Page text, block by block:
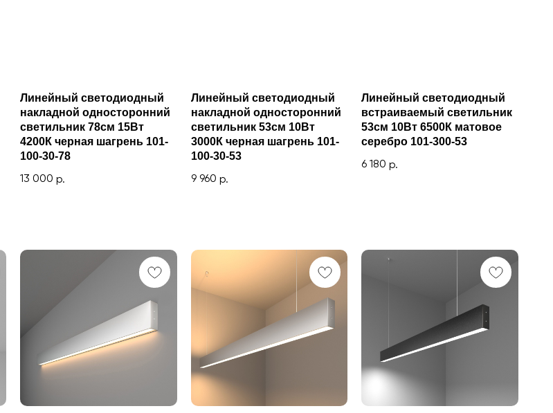
Линейный светодиодный
накладной односторонний
светильник 78см 15Вт
4200К черная шагрень 101-
100-30-78
13 000 р.
Линейный светодиодный
накладной односторонний
светильник 53см 10Вт
3000К черная шагрень 101-
100-30-53
9 960 р.
Линейный светодиодный
встраиваемый светильник
53см 10Вт 6500К матовое
серебро 101-300-53
6 180 р.